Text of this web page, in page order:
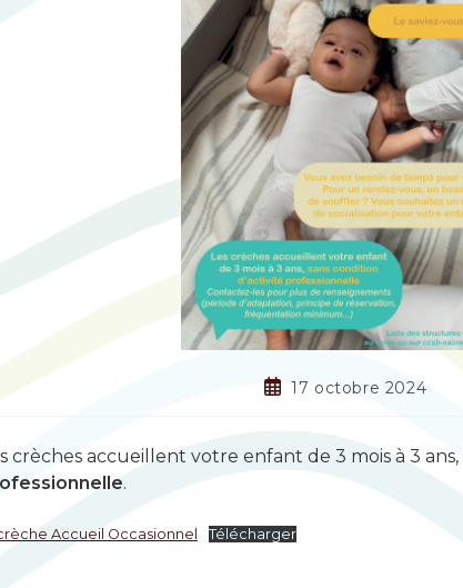
17 octobre 2024
crèches accueillent votre enfant de 3 mois à 3 ans,
.
Accueil Occasionnel Télécharger